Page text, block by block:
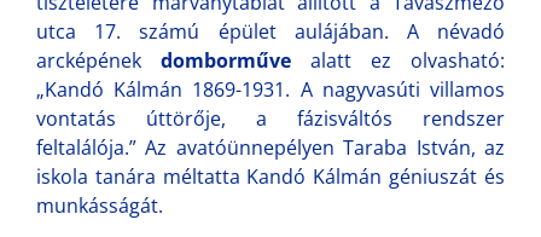
utca 17. számú épület aulájában. A névadó
arcképének domborműve alatt ez olvasható:
„Kandó Kálmán 1869-1931. A nagyvasúti villamos
vontatás úttörője, a fázisváltós rendszer
feltalálója.” Az avatóünnepélyen Taraba István, az
iskola tanára méltatta Kandó Kálmán géniuszát és
munkásságát.